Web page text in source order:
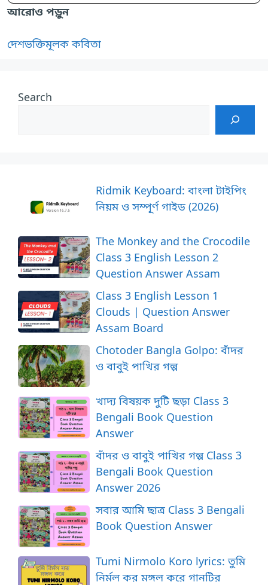
আরোও পড়ুন
দেশভক্তিমূলক কবিতা
Search
Ridmik Keyboard: বাংলা টাইপিং
নিয়ম ও সম্পূর্ণ গাইড (2026)
The Monkey and the Crocodile
Class 3 English Lesson 2
Question Answer Assam
Class 3 English Lesson 1
Clouds | Question Answer
Assam Board
Chotoder Bangla Golpo: বাঁদর
ও বাবুই পাখির গল্প
খাদ্য বিষয়ক দুটি ছড়া Class 3
Bengali Book Question
Answer
বাঁদর ও বাবুই পাখির গল্প Class 3
Bengali Book Question
Answer 2026
সবার আমি ছাত্র Class 3 Bengali
Book Question Answer
Tumi Nirmolo Koro lyrics: তুমি
নির্মল কর মঙ্গল করে গানটির